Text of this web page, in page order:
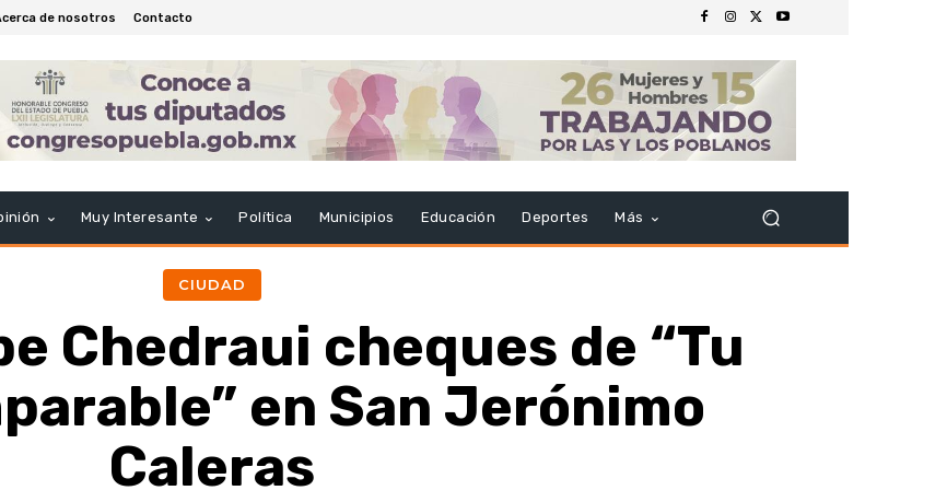
de nosotros Contacto
Muy Interesante Política Municipios Educación Deportes Más
CIUDAD
Chedraui cheques de “Tu
en San Jerónimo
Caleras